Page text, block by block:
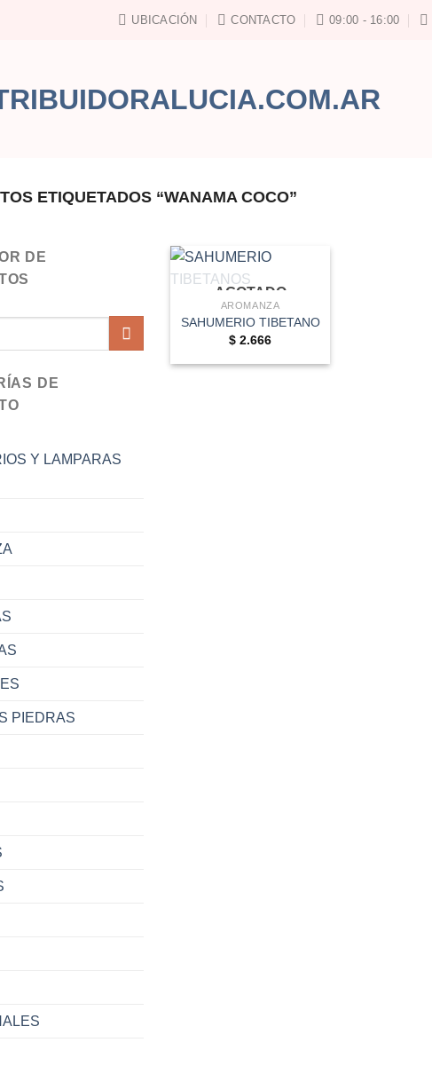
UBICACIÓN CONTACTO 09:00 - 16:00
ETIQUETADOS “WANAMA COCO”
DE
DE
Y LAMPARAS
PIEDRAS
AGOTADO
AROMANZA
SAHUMERIO TIBETANO
$ 2.666